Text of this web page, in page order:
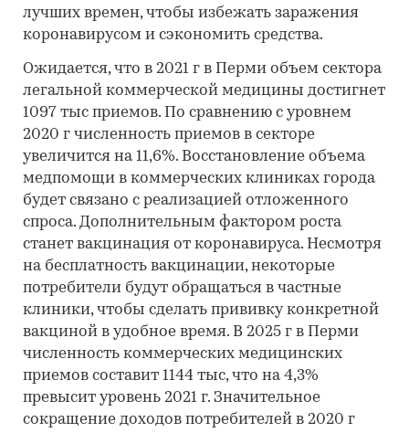
лучших времен, чтобы избежать заражения
коронавирусом и сэкономить средства.
Ожидается, что в 2021 г в Перми объем сектора
легальной коммерческой медицины достигнет
1097 тыс приемов. По сравнению с уровнем
2020 г численность приемов в секторе
увеличится на 11,6%. Восстановление объема
медпомощи в коммерческих клиниках города
будет связано с реализацией отложенного
спроса. Дополнительным фактором роста
станет вакцинация от коронавируса. Несмотря
на бесплатность вакцинации, некоторые
потребители будут обращаться в частные
клиники, чтобы сделать прививку конкретной
вакциной в удобное время. В 2025 г в Перми
численность коммерческих медицинских
приемов составит 1144 тыс, что на 4,3%
превысит уровень 2021 г. Значительное
сокращение доходов потребителей в 2020 г